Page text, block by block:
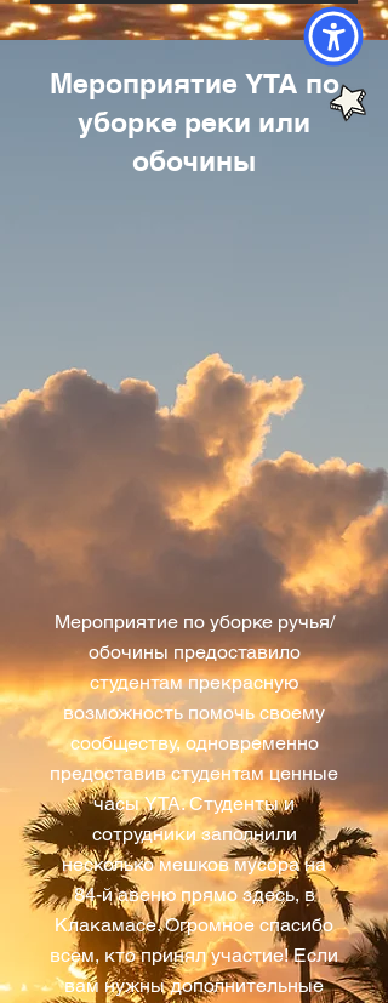
Мероприятие YTA по
уборке реки или
обочины​
Мероприятие по уборке ручья/
обочины предоставило
студентам прекрасную
возможность помочь своему
сообществу, одновременно
предоставив студентам ценные
часы YTA. Студенты и
сотрудники заполнили
несколько мешков мусора на
84-й авеню прямо здесь, в
Клакамасе. Огромное спасибо
всем, кто принял участие! Если
вам нужны дополнительные